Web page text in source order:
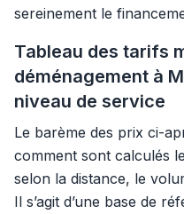
sereinement le
Tableau des tarifs
déménagement à
niveau de service
Le barème des prix ci-
comment sont calculés
selon la distance, le
Il s’agit d’une base de